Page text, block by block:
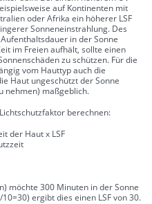
auf Kontinenten mit
oder Afrika ein höherer LSF
Sonneneinstrahlung. Des
in der Sonne
im Freien aufhält, sollte einen
zu schützen. Für die
vom Hauttyp auch die
Haut ungeschützt der Sonne
nehmen) maßgeblich.
berechnen:
der Haut x LSF
möchte 300 Minuten in der Sonne
ergibt dies einen LSF von 30.